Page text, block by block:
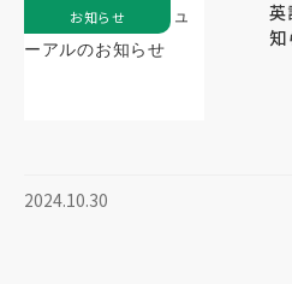
英
知
2024.10.30
お知らせ